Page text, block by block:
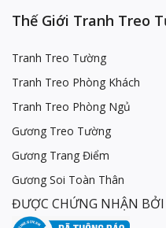
Thế Giới Tranh Treo
Tranh Treo Tường
Tranh Treo Phòng Khách
Tranh Treo Phòng Ngủ
Gương Treo Tường
Gương Trang Điểm
Gương Soi Toàn Thân
ĐƯỢC CHỨNG NHẬN BỞI